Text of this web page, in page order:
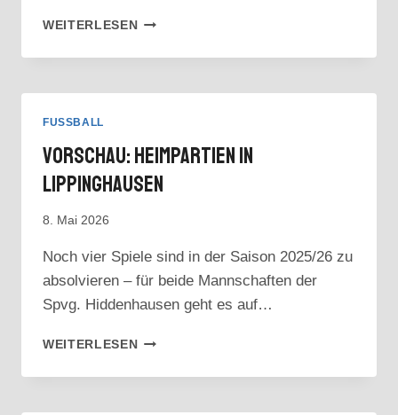
WEITERLESENKREISLIGA
ZWEITE
SIEGT
KAMPF
FUSSBALL
Vorschau: Heimpartien In
Lippinghausen
8. Mai 2026
Noch vier Spiele sind in der Saison 2025/26 zu
absolvieren – für beide Mannschaften der
Spvg. Hiddenhausen geht es auf…
WEITERLESENVORSCHAU:
IN